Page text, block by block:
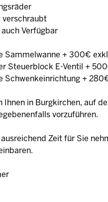
verschraubt
Verfügbar
Sammelwanne + 300€
Steuerblock E-Ventil +
Schwenkeinrichtung +
Ihnen in Burgkirchen, auf
vorzuführen.
Zeit für Sie